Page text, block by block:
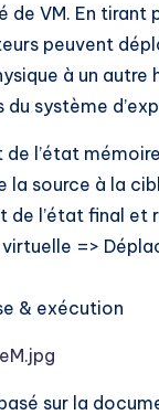
de VM. En
peuvent
à un autre
du système
de l’état
la source à la
de l’état final
=>
& exécution
sur la